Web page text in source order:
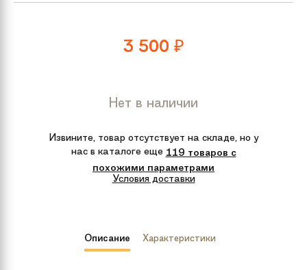
3 500 ₽
Нет в наличии
Извините, товар отсутствует на складе, но у
нас в каталоге еще 119 товаров с
похожими параметрами
Условия доставки
Описание Характеристики